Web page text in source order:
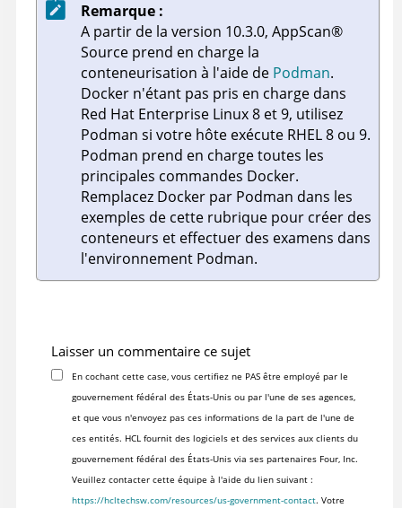
Remarque :
A partir de la version 10.3.0, AppScan®
Source prend en charge la
conteneurisation à l'aide de Podman.
Docker n'étant pas pris en charge dans
Red Hat Enterprise Linux 8 et 9, utilisez
Podman si votre hôte exécute RHEL 8 ou 9.
Podman prend en charge toutes les
principales commandes Docker.
Remplacez Docker par Podman dans les
exemples de cette rubrique pour créer des
conteneurs et effectuer des examens dans
l'environnement Podman.
Laisser un commentaire ce sujet
En cochant cette case, vous certifiez ne PAS être employé par le
gouvernement fédéral des États-Unis ou par l'une de ses agences,
et que vous n'envoyez pas ces informations de la part de l'une de
ces entités. HCL fournit des logiciels et des services aux clients du
gouvernement fédéral des États-Unis via ses partenaires Four, Inc.
Veuillez contacter cette équipe à l'aide du lien suivant :
https://hcltechsw.com/resources/us-government-contact. Votre